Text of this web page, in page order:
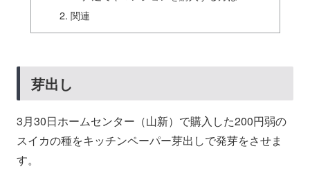
関連
芽出し
3月30日ホームセンター（山新）で購入した200円弱の
スイカの種をキッチンペーパー芽出しで発芽をさせま
す。